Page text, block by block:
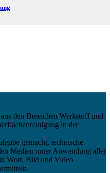
den Bereichen Werkstoff und
in der
gemacht, technische
Medien unter Anwendung aller
Wort, Bild und Video